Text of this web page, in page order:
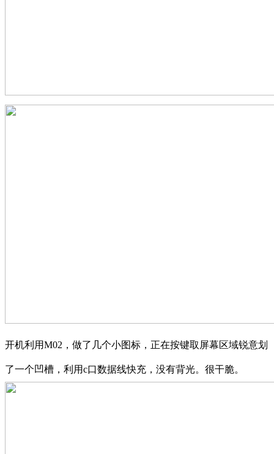
开机利用M02，做了几个小图标，正在按键取屏幕区域锐意划
了一个凹槽，利用c口数据线快充，没有背光。很干脆。